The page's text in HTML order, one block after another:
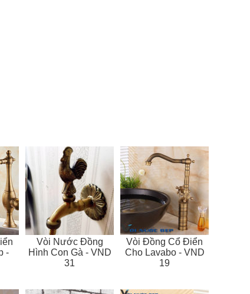
-
Vòi Nước Đồng
Hình Con Gà - VND
31
Vòi Đồng Cổ Điển
Cho Lavabo - VND
19